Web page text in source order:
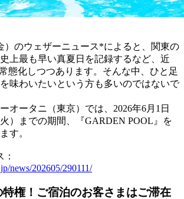
）のウェザーニュース*によると、関東の
上最も早い真夏日を記録するなど、近
態化しつつあります。そんな中、ひと足
味わいたいという方も多いのではないで
オータニ（東京）では、2026年6月1日
火）までの期間、『GARDEN POOL』を
す。
news/202605/290111/
権！ご宿泊のお客さまはご滞在